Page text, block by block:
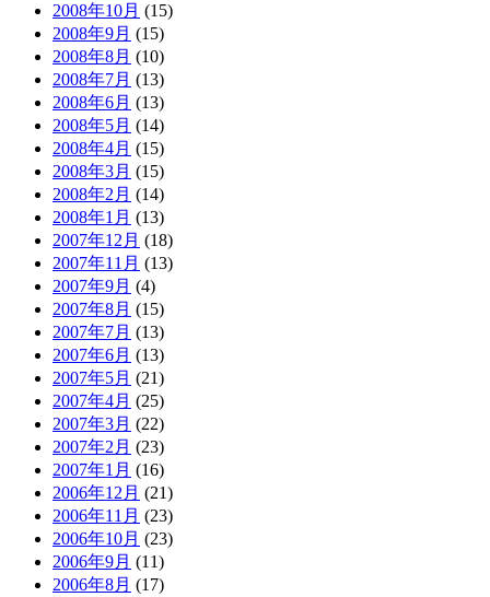
2008年10月 (15)
2008年9月 (15)
2008年8月 (10)
2008年7月 (13)
2008年6月 (13)
2008年5月 (14)
2008年4月 (15)
2008年3月 (15)
2008年2月 (14)
2008年1月 (13)
2007年12月 (18)
2007年11月 (13)
2007年9月 (4)
2007年8月 (15)
2007年7月 (13)
2007年6月 (13)
2007年5月 (21)
2007年4月 (25)
2007年3月 (22)
2007年2月 (23)
2007年1月 (16)
2006年12月 (21)
2006年11月 (23)
2006年10月 (23)
2006年9月 (11)
2006年8月 (17)